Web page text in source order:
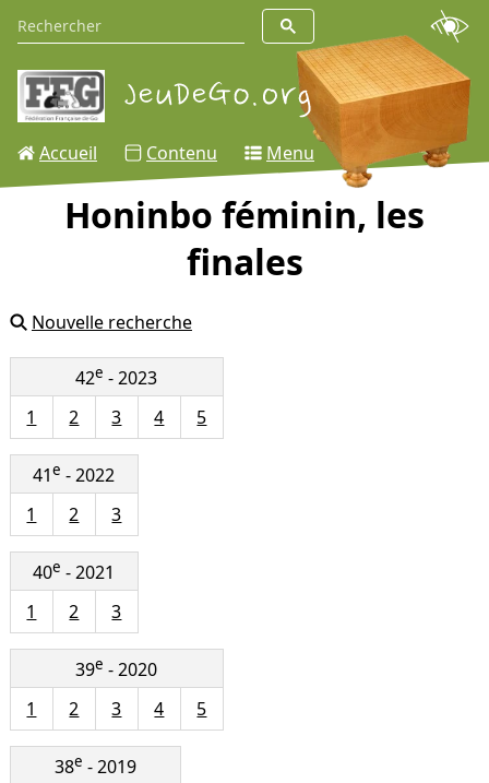
Accueil Contenu Menu
Honinbo féminin, les
finales
Nouvelle recherche
42e - 2023
1
2 3 4 5
41e - 2022
1
2 3
40e - 2021
1
2 3
39e - 2020
1
2 3 4 5
38e - 2019